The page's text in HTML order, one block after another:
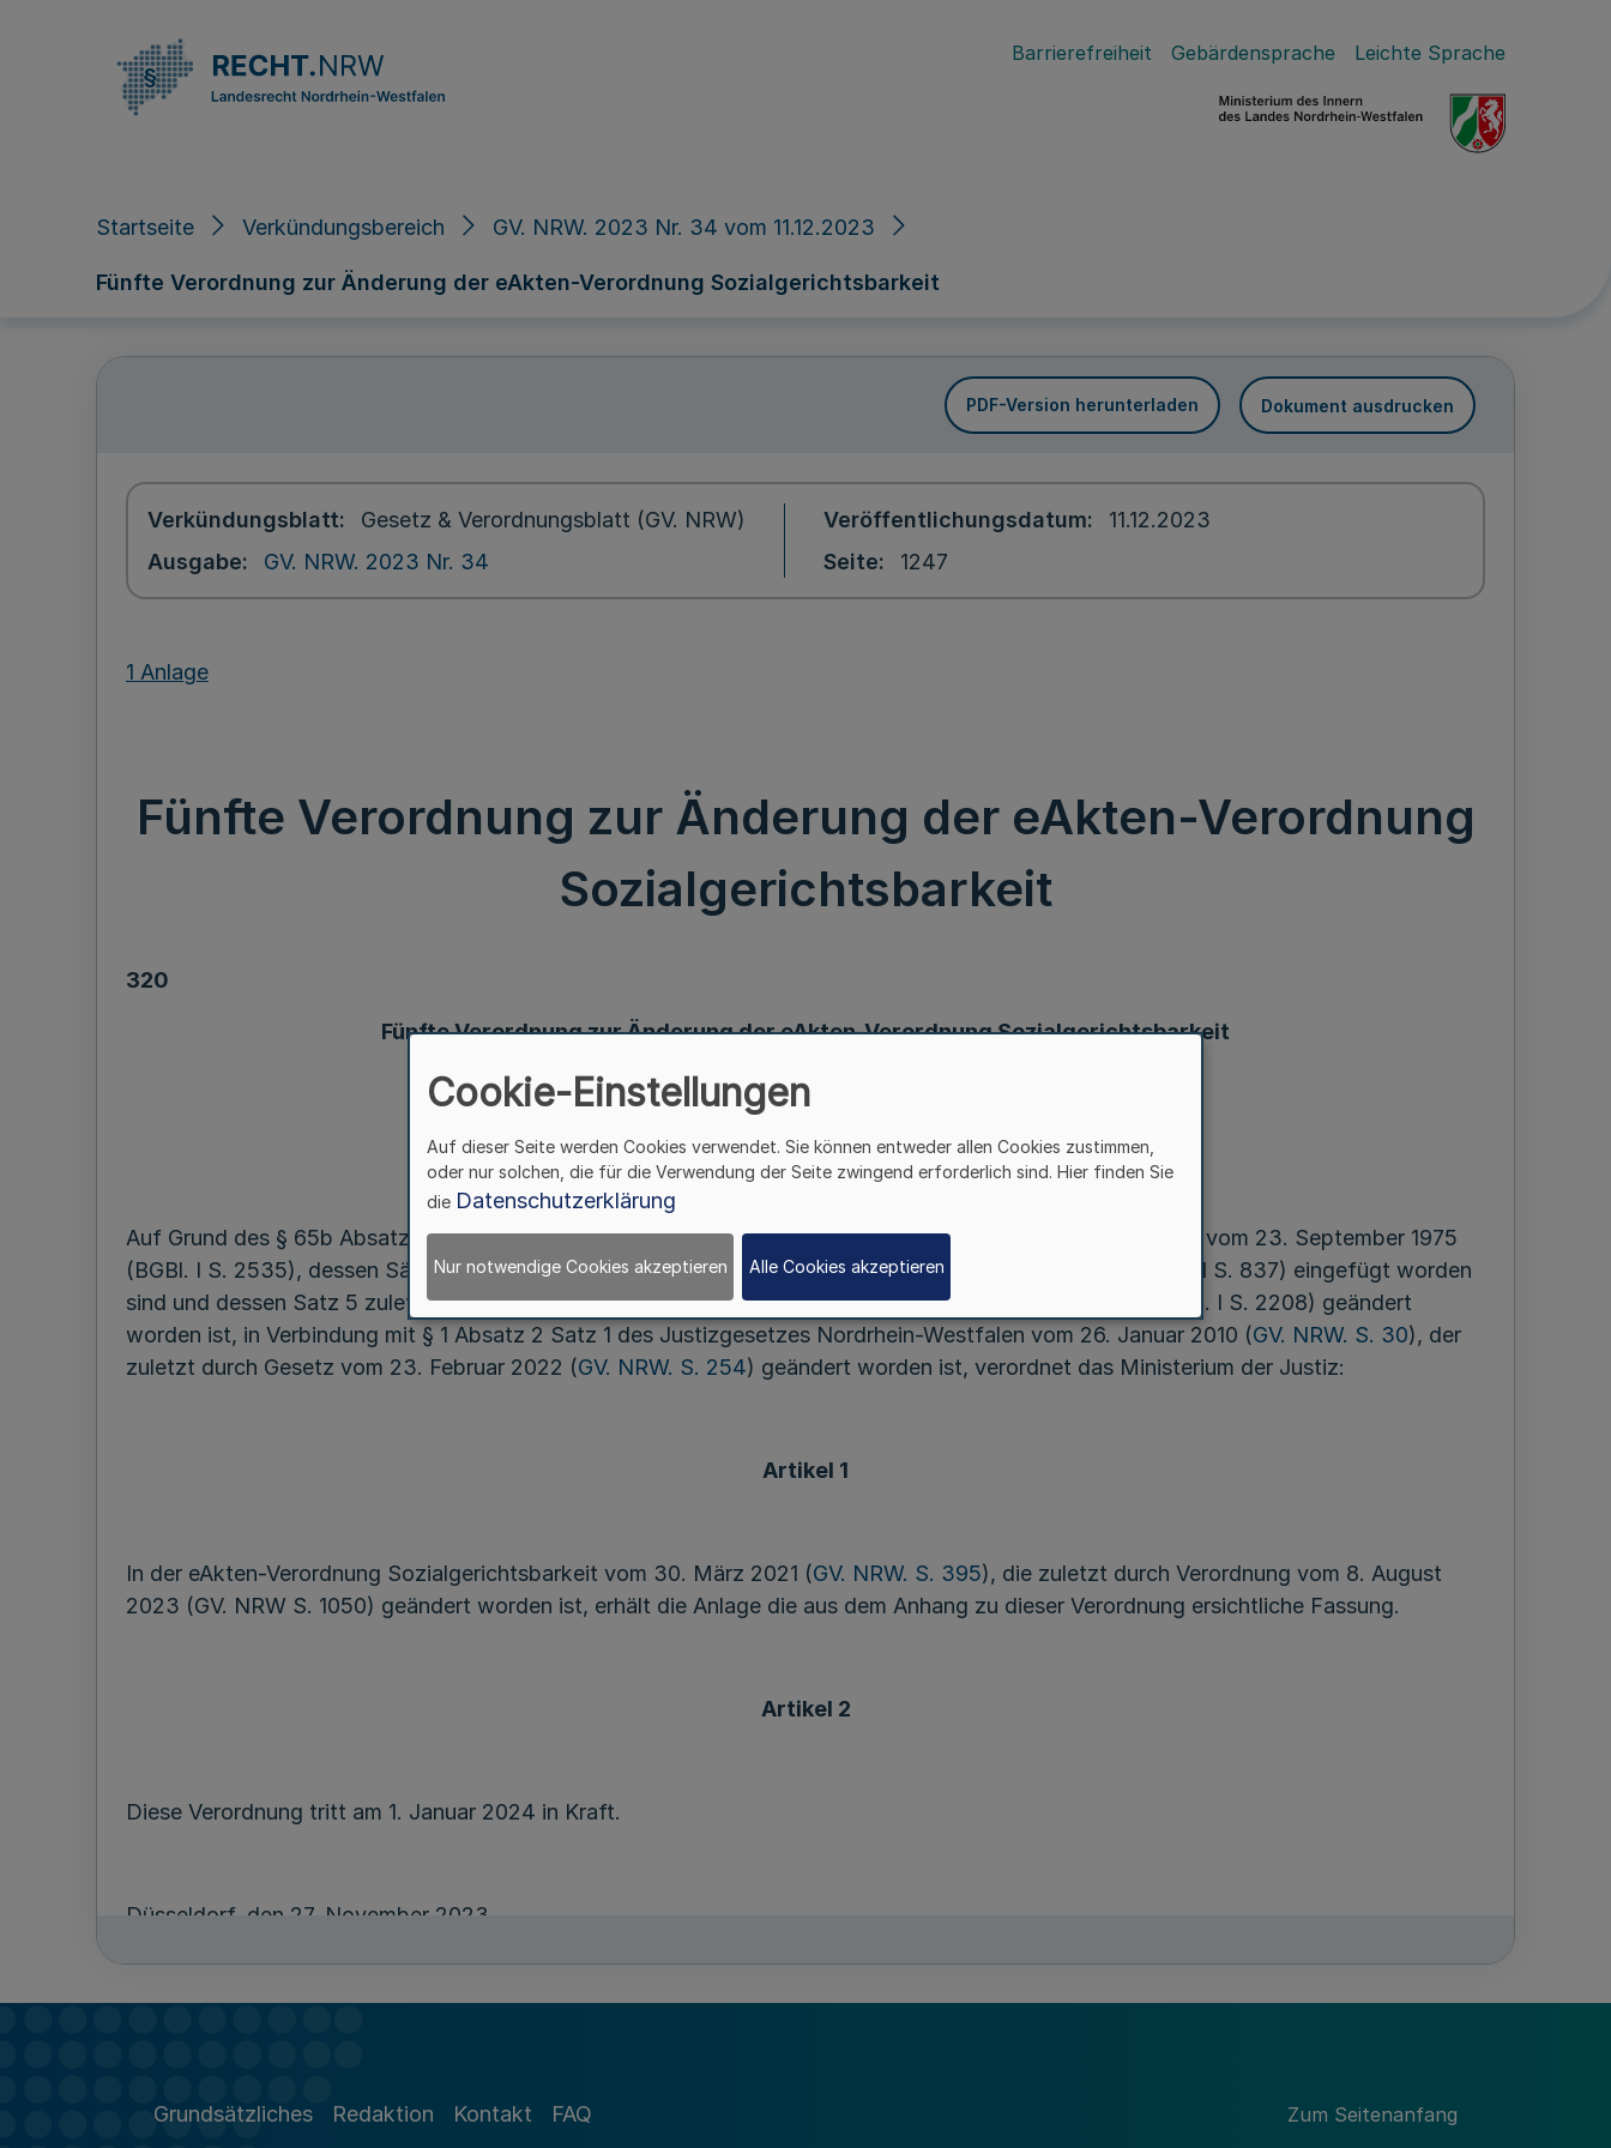
Barrierefreiheit Gebärdensprache Leichte Sprache
Startseite Verkündungsbereich GV. NRW. 2023 Nr. 34 vom 11.12.2023
Fünfte Verordnung zur Änderung der eAkten-Verordnung Sozialgerichtsbarkeit
PDF-Version herunterladen Dokument ausdrucken
Verkündungsblatt
Gesetz & Verordnungsblatt (GV. NRW)
Ausgabe
GV. NRW. 2023 Nr. 34
Veröffentlichungsdatum
11.12.2023
Seite
1247
1 Anlage
Fünfte Verordnung zur Änderung der eAkten-Verordnung
Sozialgerichtsbarkeit
320
Fünfte Verordnung zur Änderung der eAkten-Verordnung Sozialgerichtsbarkeit
Vom 27. November 2023
Auf Grund des § 65b Absatz 1 Satz 2 bis 5 des Sozialgerichtsgesetzes in der Fassung der Bekanntmachung vom 23. September 1975
(BGBl. I S. 2535), dessen Sätze 2 bis 4 durch Artikel 4 Nummer 3 des Gesetzes vom 22. März 2005 (BGBl. I S. 837) eingefügt worden
sind und dessen Satz 5 zuletzt durch Artikel 18 Nummer 2 Buchstabe a des Gesetzes vom 5. Juli 2017 (BGBl. I S. 2208) geändert
worden ist, in Verbindung mit § 1 Absatz 2 Satz 1 des Justizgesetzes Nordrhein-Westfalen vom 26. Januar 2010 (GV. NRW. S. 30), der
zuletzt durch Gesetz vom 23. Februar 2022 (GV. NRW. S. 254) geändert worden ist, verordnet das Ministerium der Justiz:
Artikel 1
In der eAkten-Verordnung Sozialgerichtsbarkeit vom 30. März 2021 (GV. NRW. S. 395), die zuletzt durch Verordnung vom 8. August
2023 (GV. NRW S. 1050) geändert worden ist, erhält die Anlage die aus dem Anhang zu dieser Verordnung ersichtliche Fassung.
Artikel 2
Diese Verordnung tritt am 1. Januar 2024 in Kraft.
Düsseldorf, den 27. November 2023
Grundsätzliches Redaktion Kontakt FAQ Zum Seitenanfang
Cookie-Einstellungen
Auf dieser Seite werden Cookies verwendet. Sie können entweder allen Cookies zustimmen,
oder nur solchen, die für die Verwendung der Seite zwingend erforderlich sind. Hier finden Sie
die Datenschutzerklärung
Nur notwendige Cookies akzeptieren Alle Cookies akzeptieren